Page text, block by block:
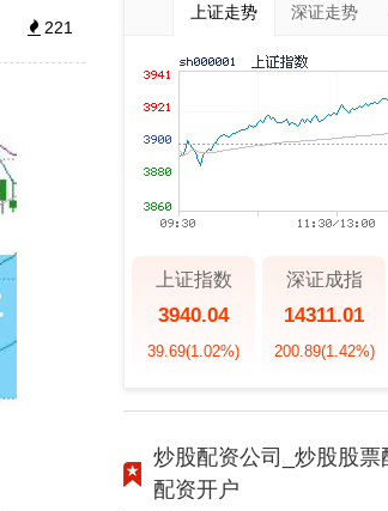
221
上证走势 深证走势
上证指数
3940.04
39.69(1.02%)
深证成指
14311.01
200.89(1.42%)
炒股配资公司_炒股股票
配资开户